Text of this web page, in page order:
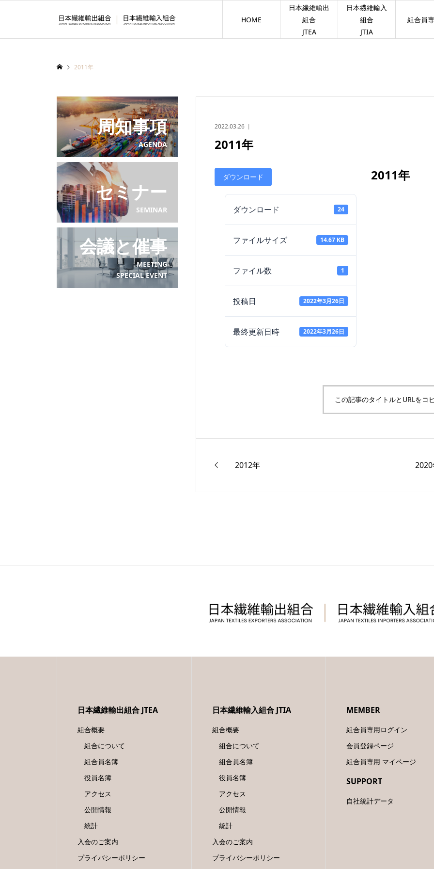
HOME
日本繊維輸出
組合
JTEA
日本繊維輸入
組合
JTIA
組合員
2011年
2022.03.26
2011年
ダウンロード
ダウンロード 24
ファイルサイズ 14.67 KB
ファイル数 1
投稿日 2022年3月26日
最終更新日時 2022年3月26日
2011年
この記事のタイトルとURLをコ
2012年
周知事項
AGENDA
セミナー
SEMINAR
会議と催事
MEETING
SPECIAL EVENT
日本繊維輸出組合 JTEA
組合概要
組合について
組合員名簿
役員名簿
アクセス
公開情報
統計
入会のご案内
プライバシーポリシー
日本繊維輸入組合 JTIA
組合概要
組合について
組合員名簿
役員名簿
アクセス
公開情報
統計
入会のご案内
プライバシーポリシー
MEMBER
組合員専用ログイン
会員登録ページ
組合員専用 マイページ
SUPPORT
自社統計データ